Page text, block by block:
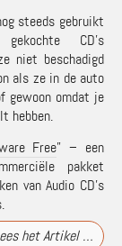
steeds gebruikt
CD’s
niet beschadigd
als ze in de auto
gewoon omdat je
hebben.
Free” – een
pakket
van Audio CD’s
het Artikel …